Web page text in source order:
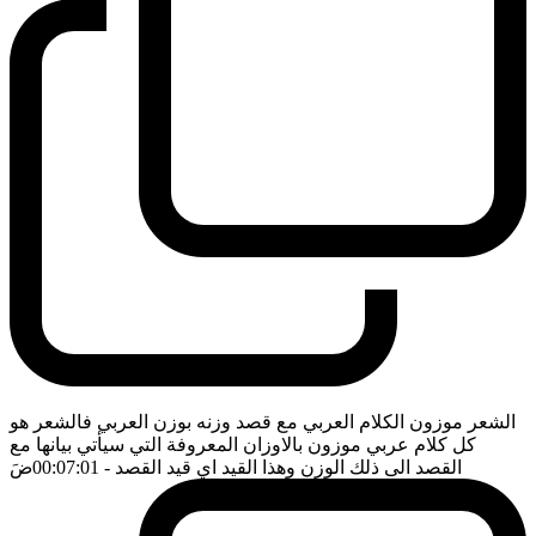
الشعر موزون الكلام العربي مع قصد وزنه بوزن العربي فالشعر هو
كل كلام عربي موزون بالاوزان المعروفة التي سيأتي بيانها مع
القصد الى ذلك الوزن وهذا القيد اي قيد القصد - 00:07:01 ضَ